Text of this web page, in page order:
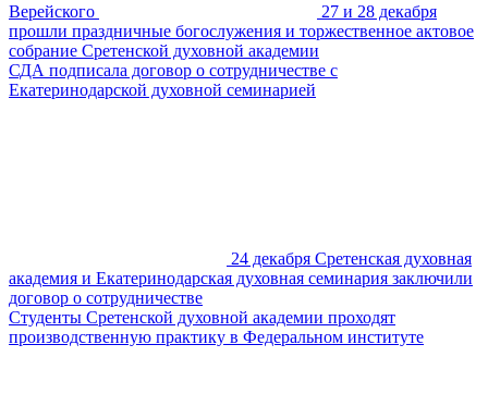
Верейского
27 и 28 декабря
прошли праздничные богослужения и торжественное актовое
собрание Сретенской духовной академии
СДА подписала договор о сотрудничестве с
Екатеринодарской духовной семинарией
24 декабря Сретенская духовная
академия и Екатеринодарская духовная семинария заключили
договор о сотрудничестве
Студенты Сретенской духовной академии проходят
производственную практику в Федеральном институте